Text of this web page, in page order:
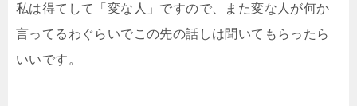
私は得てして「変な人」ですので、また変な人が何か
言ってるわぐらいでこの先の話しは聞いてもらったら
いいです。